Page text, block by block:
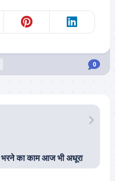
0
भरने का काम आज भी अधूरा